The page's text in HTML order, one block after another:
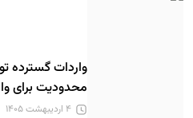
واردات گسترده
محدودیت برای
۴ اردیبهشت ۱۴۰۵